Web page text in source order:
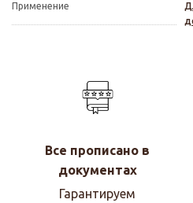
Применение
Все прописано в
документах
Гарантируем